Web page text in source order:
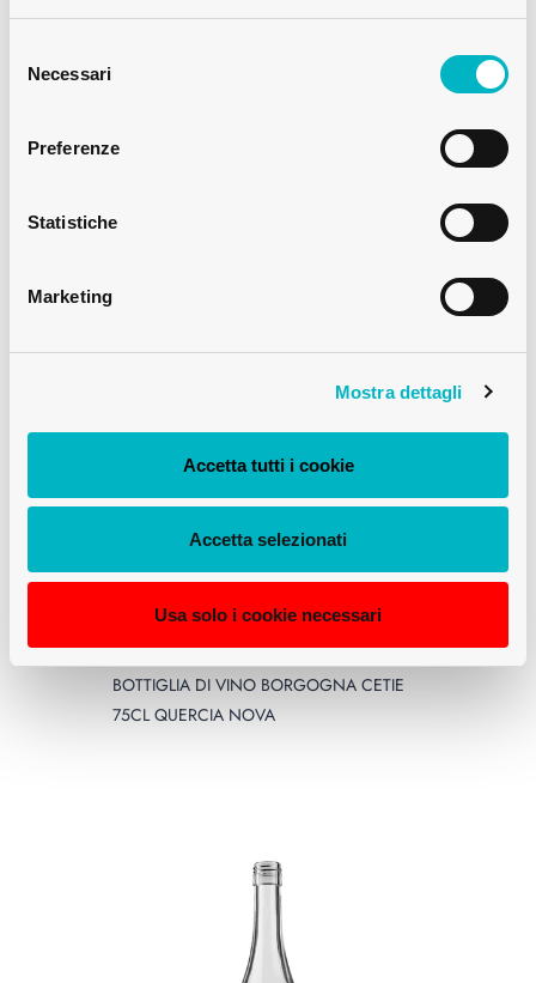
delNecessari
Preferenze
Statistiche
Marketing
Mostra dettagli
Accetta tutti i cookie
Accetta selezionati
Usa solo i cookie necessari
MEDIUM
MEDIUM
BOTTIGLIA DI VINO BORGOGNA CETIE
75CL QUERCIA NOVA